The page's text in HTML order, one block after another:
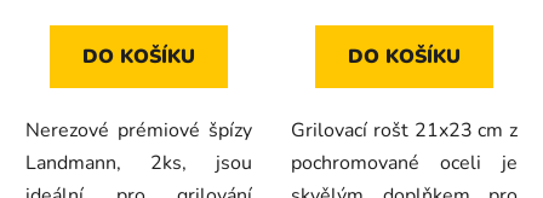
DO KOŠÍKU
Nerezové prémiové špízy
Landmann, 2ks, jsou
DO KOŠÍKU
Grilovací rošt 21x23 cm z
pochromované oceli je